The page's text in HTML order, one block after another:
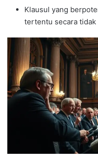
Klausul yang
tertentu secara tidak